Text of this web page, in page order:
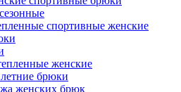
спортивные женские
женские
брюки
женских брюк